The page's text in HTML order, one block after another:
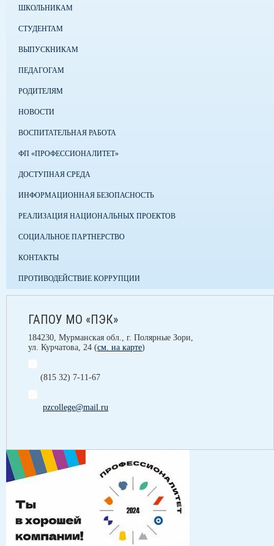
ШКОЛЬНИКАМ
СТУДЕНТАМ
ВЫПУСКНИКАМ
ПЕДАГОГАМ
РОДИТЕЛЯМ
НОВОСТИ
ВОСПИТАТЕЛЬНАЯ РАБОТА
ФП «ПРОФЕССИОНАЛИТЕТ»
ДОСТУПНАЯ СРЕДА
ИНФОРМАЦИОННАЯ БЕЗОПАСНОСТЬ
РЕАЛИЗАЦИЯ НАЦИОНАЛЬНЫХ ПРОЕКТОВ
СОЦИАЛЬНОЕ ПАРТНЕРСТВО
КОНТАКТЫ
ПРОТИВОДЕЙСТВИЕ КОРРУПЦИИ
ГАПОУ МО «ПЭК»
184230, Мурманская обл., г. Полярные Зори,
ул. Курчатова, 24 (см. на карте)
(815 32) 7-11-67
pzcollege@mail.ru